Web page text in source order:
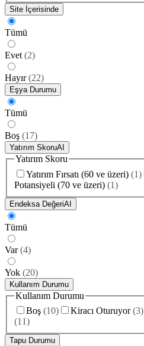
Site İçerisinde
Tümü
Evet (2)
Hayır (22)
Eşya Durumu
Tümü
Boş (17)
Yatırım SkoruAI
Yatırım Skoru
Yatırım Fırsatı (60 ve üzeri) (1)
Potansiyeli (70 ve üzeri) (1)
Endeksa DeğeriAI
Tümü
Var (4)
Yok (20)
Kullanım Durumu
Kullanım Durumu
Boş (10) Kiracı Oturuyor (3)
(11)
Tapu Durumu